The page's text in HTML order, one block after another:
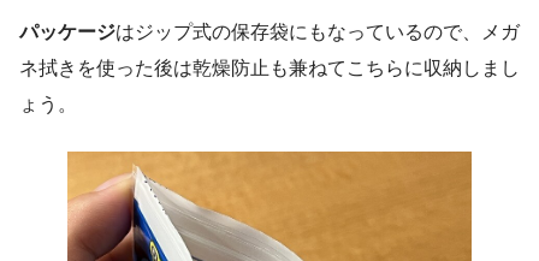
パッケージはジップ式の保存袋にもなっているので、メガ
ネ拭きを使った後は乾燥防止も兼ねてこちらに収納しまし
ょう。